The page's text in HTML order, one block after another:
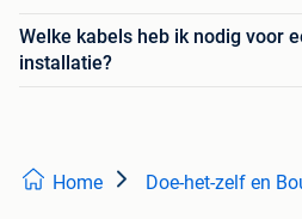
Welke kabels heb ik nodig voor
installatie?
Home Doe-het-zelf en